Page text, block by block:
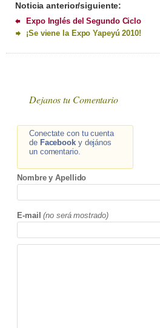
Noticia anterior/siguiente:
Expo Inglés del Segundo Ciclo
¡Se viene la Expo Yapeyú 2010!
Dejanos tu Comentario
Conectate con tu cuenta
de Facebooky dejános
un comentario.
Nombre y Apellido
E-mail (no será mostrado)